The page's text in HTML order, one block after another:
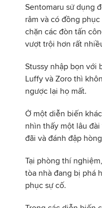
Sentomaru sử dụng
râm và có đồng
chặn các đòn tấn
vượt trội hơn rất
Stussy nhập bọn với
Luffy và Zoro thì
ngược lại họ mất.
Ở một diễn biến
nhìn thấy một lâu
đãi và đánh đập
Tại phòng thí
tòa nhà đang bị phá
phục sự cố.